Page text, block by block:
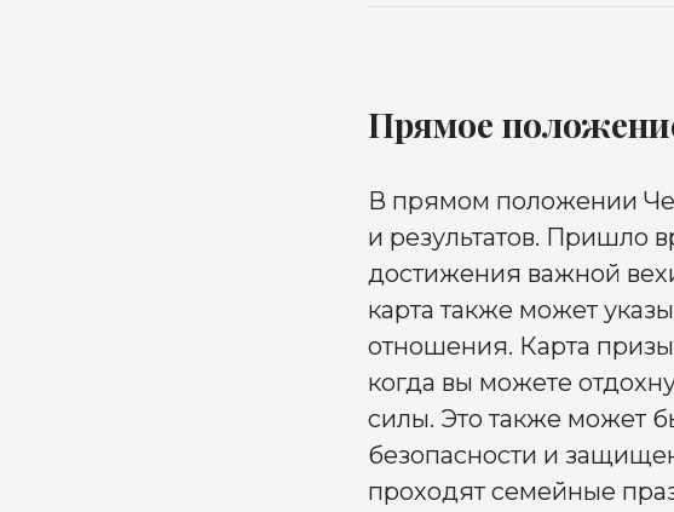
Прямое
В прямом положении
и результатов. Пришло
достижения важной
карта также может
отношения. Карта
когда вы можете
силы. Это также может
безопасности и
проходят семейные